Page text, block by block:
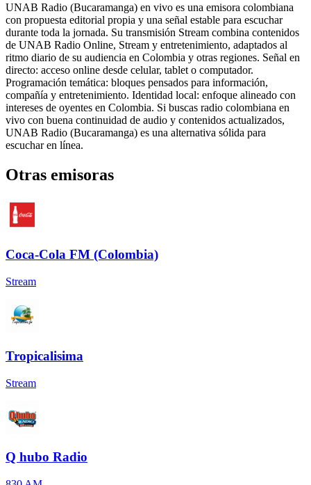
UNAB Radio (Bucaramanga) en vivo es una emisora colombiana
con propuesta editorial propia y una señal estable para escuchar
durante toda la jornada. Su transmisión Stream combina contenidos
de UNAB Radio Online, Stream y entretenimiento, adaptados al
ritmo diario de su audiencia en Colombia y otras regiones. Señal en
directo: acceso online desde celular, tablet o computador.
Programación temática: bloques pensados para información,
compañía y entretenimiento. Identidad local: enfoque alineado con
intereses de oyentes en Colombia. Si buscas radio colombiana en
vivo con buena continuidad de audio y contenidos actualizados,
UNAB Radio (Bucaramanga) es una alternativa sólida para
escuchar en línea.
Otras emisoras
Coca-Cola FM (Colombia)
Stream
Tropicalisima
Stream
Q hubo Radio